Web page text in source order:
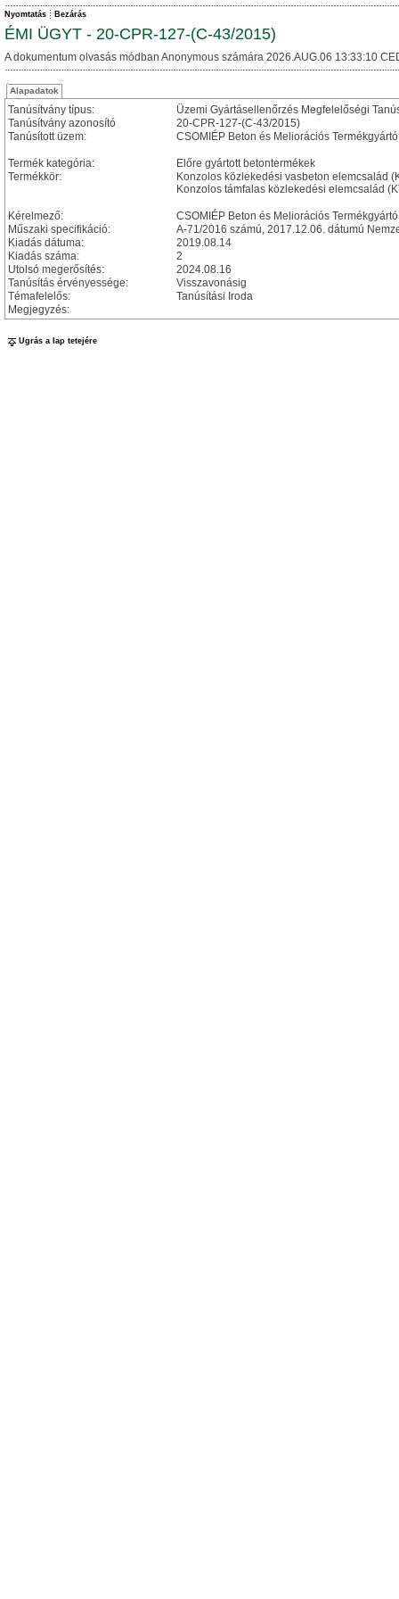
Nyomtatás Bezárás
ÉMI ÜGYT - 20-CPR-127-(C-43/2015)
A dokumentum olvasás módban Anonymous számára 2026.AUG.06 13:33:10
Alapadatok
Tanúsítvány típus:
Üzemi Gyártásellenőrzés Megfelelőségi
Tanúsítvány azonosító
20-CPR-127-(C-43/2015)
Tanúsított üzem:
CSOMIÉP Beton és Meliorációs
Termék kategória:
Előre gyártott betontermékek
Termékkör:
Konzolos közlekedési vasbeton elemcsalád
Konzolos támfalas közlekedési elemcsalád
Kérelmező:
CSOMIÉP Beton és Meliorációs Termékgyártó
Műszaki specifikáció:
A-71/2016 számú, 2017.12.06. dátumú
Kiadás dátuma:
2019.08.14
Kiadás száma:
2
Utolsó megerősítés:
2024.08.16
Tanúsítás érvényessége:
Visszavonásig
Témafelelős:
Tanúsítási Iroda
Megjegyzés:
Ugrás a lap tetejére